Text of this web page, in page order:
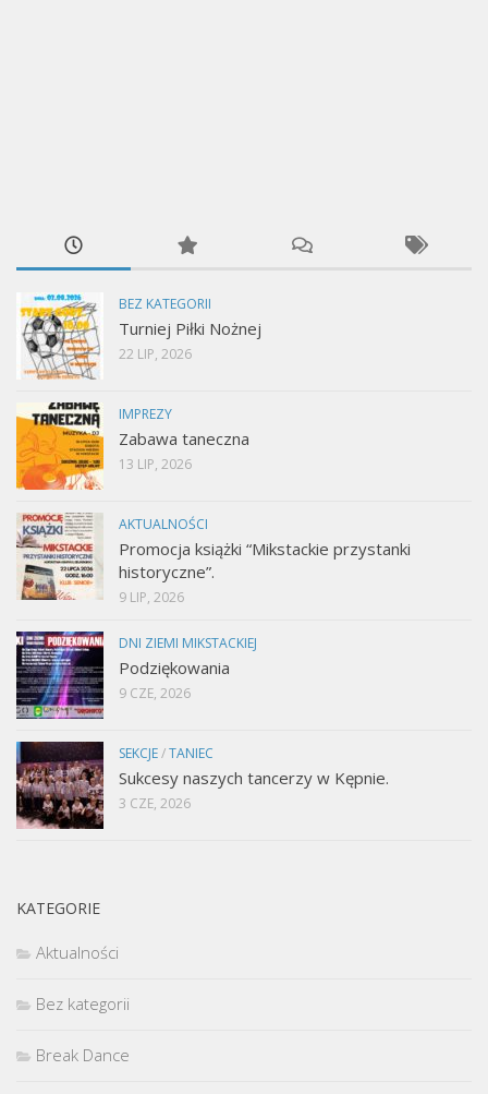
BEZ KATEGORII
Turniej Piłki Nożnej
22 LIP, 2026
IMPREZY
Zabawa taneczna
13 LIP, 2026
AKTUALNOŚCI
Promocja książki “Mikstackie przystanki
historyczne”.
9 LIP, 2026
DNI ZIEMI MIKSTACKIEJ
Podziękowania
9 CZE, 2026
SEKCJE/TANIEC
Sukcesy naszych tancerzy w Kępnie.
3 CZE, 2026
KATEGORIE
Aktualności
Bez kategorii
Break Dance